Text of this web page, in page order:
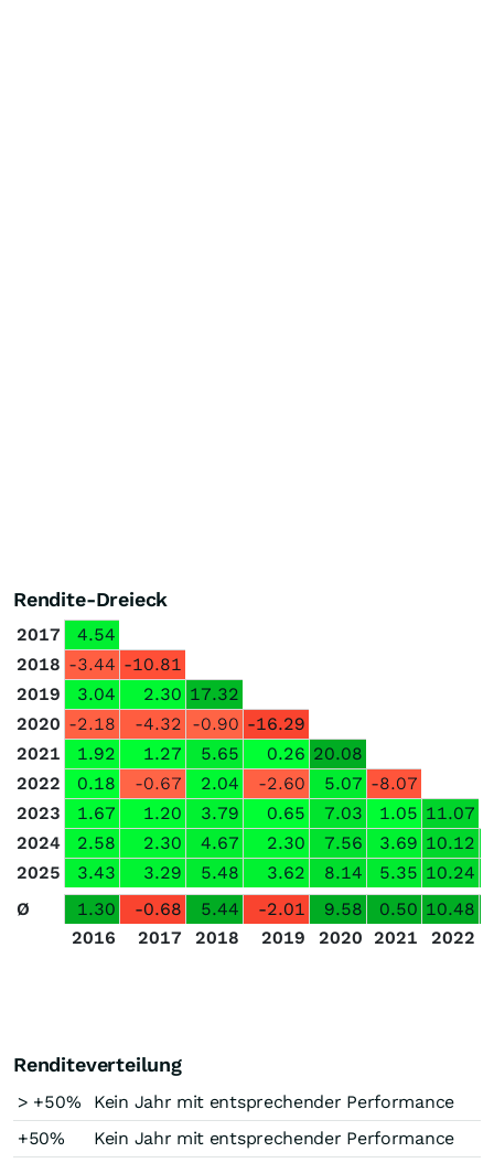
Rendite-Dreieck
2017
4.54
2018 -3.44 -10.81
2019
3.04 2.30 17.32
2020 -2.18 -4.32 -0.90 -16.29
2021
1.92 1.27 5.65 0.26 20.08
2022
0.18 -0.67 2.04 -2.60 5.07 -8.07
2023
1.67 1.20 3.79 0.65 7.03 1.05 11.07
2024
2.58 2.30 4.67 2.30 7.56 3.69 10.12
2025
3.43 3.29 5.48 3.62 8.14 5.35 10.24
Ø
1.30 -0.68 5.44 -2.01 9.58 0.50 10.48
2016
2017 2018 2019 2020 2021 2022
Renditeverteilung
> +50%
Kein Jahr mit entsprechender Performance
+50%
Kein Jahr mit entsprechender Performance